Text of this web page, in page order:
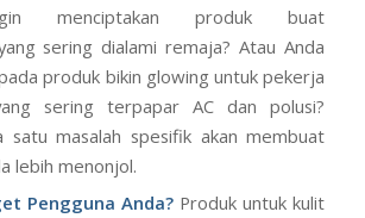
menciptakan produk buat
sering dialami remaja? Atau Anda
produk bikin glowing untuk pekerja
sering terpapar AC dan polusi?
satu masalah spesifik akan membuat
lebih menonjol.
Pengguna Anda?Produk untuk kulit